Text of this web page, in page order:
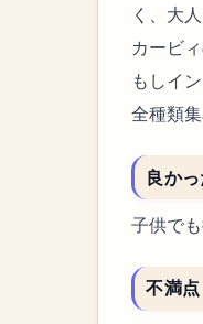
く、大
カービ
もしイ
全種類
良か
子供で
不満点